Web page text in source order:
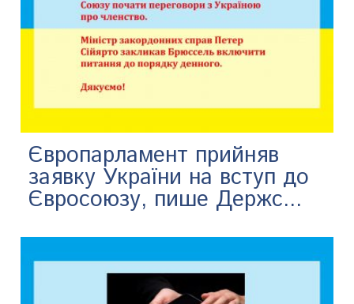
Європарламент прийняв
заявку України на вступ до
Євросоюзу, пише Держс...